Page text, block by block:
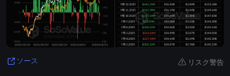
ソース リスク警告